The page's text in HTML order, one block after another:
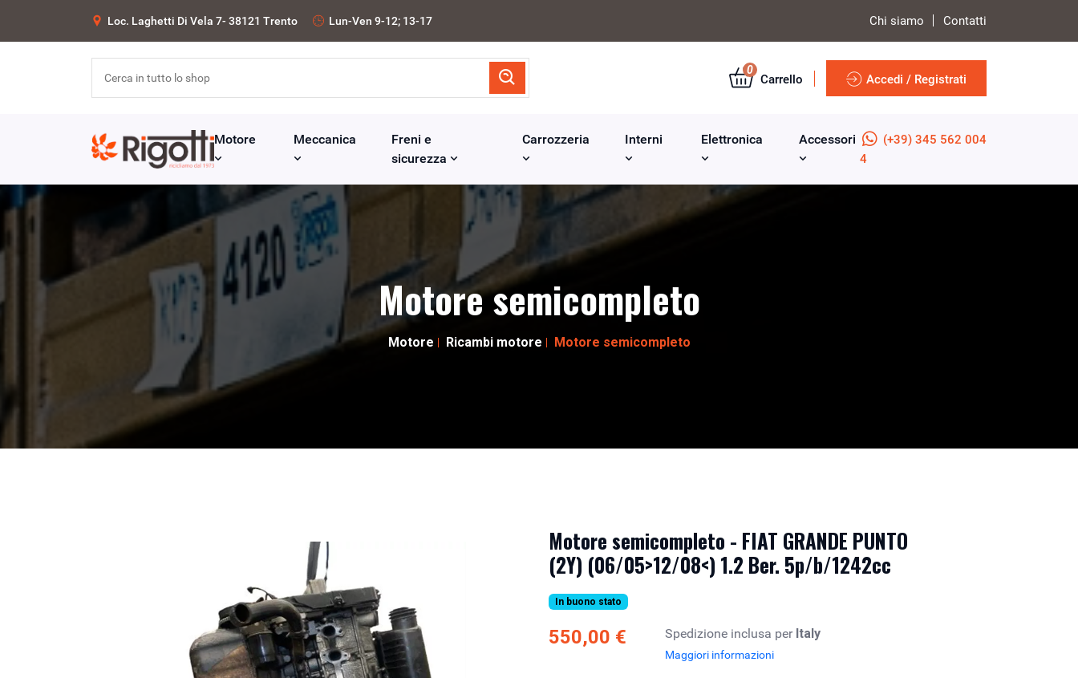
Loc. Laghetti Di Vela 7- 38121 Trento Lun-Ven 9-12; 13-17 Chi siamo Contatti
0
Carrello Accedi / Registrati
Motore Meccanica
Freni e
sicurezza
Carrozzeria Interni Elettronica Accessori
(+39) 345 562 004
4
Motore semicompleto
Motore Ricambi motore Motore semicompleto
Motore semicompleto - FIAT GRANDE PUNTO
(2Y) (06/05>12/08<) 1.2 Ber. 5p/b/1242cc
In buono stato
550,00 € Spedizione inclusa per Italy
Maggiori informazioni